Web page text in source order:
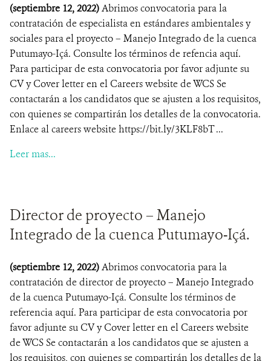
(septiembre 12, 2022)Abrimos convocatoria para la
contratación de especialista en estándares ambientales y
sociales para el proyecto – Manejo Integrado de la cuenca
Putumayo-Içá. Consulte los términos de refencia aquí.
Para participar de esta convocatoria por favor adjunte su
CV y Cover letter en el Careers website de WCS Se
contactarán a los candidatos que se ajusten a los requisitos,
con quienes se compartirán los detalles de la convocatoria.
Enlace al careers website https://bit.ly/3KLF8bT ...
Leer mas...
Director de proyecto – Manejo
Integrado de la cuenca Putumayo-Içá.
(septiembre 12, 2022)Abrimos convocatoria para la
contratación de director de proyecto – Manejo Integrado
de la cuenca Putumayo-Içá. Consulte los términos de
referencia aquí. Para participar de esta convocatoria por
favor adjunte su CV y Cover letter en el Careers website
de WCS Se contactarán a los candidatos que se ajusten a
los requisitos, con quienes se compartirán los detalles de la